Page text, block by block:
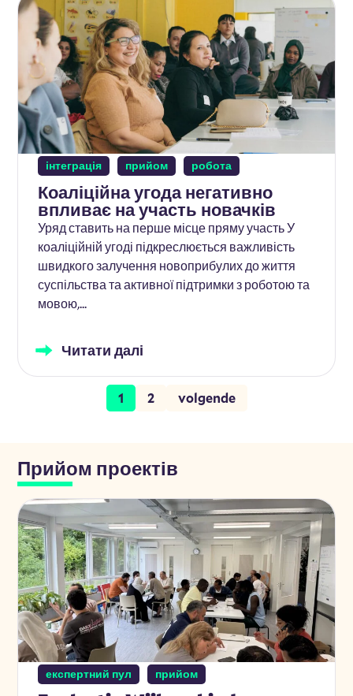
інтеграція прийом робота
Коаліційна угода негативно
впливає на участь новачків
Уряд ставить на перше місце пряму участь У
коаліційній угоді підкреслюється важливість
швидкого залучення новоприбулих до життя
суспільства та активної підтримки з роботою та
мовою,...
Читати далі
1 2 volgende
Прийом проектів
експертний пул прийом